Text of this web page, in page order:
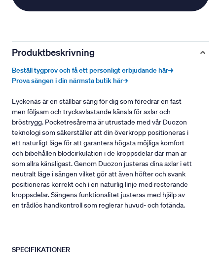
Produktbeskrivning
Beställ tygprov och få ett personligt erbjudande här→
Prova sängen i din närmsta butik här→
Lyckenäs är en ställbar säng för dig som föredrar en fast
men följsam och tryckavlastande känsla för axlar och
bröstrygg. Pocketresårerna är utrustade med vår Duozon
teknologi som säkerställer att din överkropp positioneras i
ett naturligt läge för att garantera högsta möjliga komfort
och bibehållen blodcirkulation i de kroppsdelar där man är
som allra känsligast. Genom Duozon justeras dina axlar i ett
neutralt läge i sängen vilket gör att även höfter och svank
positioneras korrekt och i en naturlig linje med resterande
kroppsdelar. Sängens funktionalitet justeras med hjälp av
en trådlös handkontroll som reglerar huvud- och fotända.
SPECIFIKATIONER